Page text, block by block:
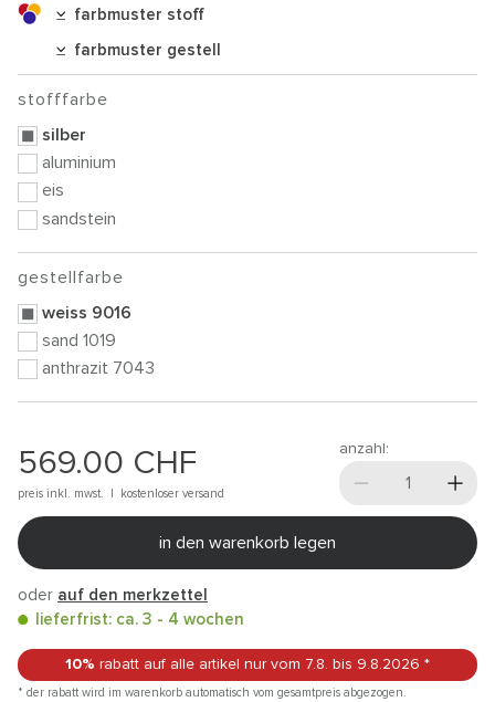
farbmuster stoff
farbmuster gestell
stofffarbe
silber
aluminium
eis
sandstein
gestellfarbe
weiss 9016
sand 1019
anthrazit 7043
569.00 CHF
preis inkl. mwst. | kostenloser versand
anzahl:
in den warenkorb legen
oder auf den merkzettel
lieferfrist: ca. 3 - 4 wochen
10% rabatt auf alle artikel nur vom 7.8. bis 9.8.2026 *
* der rabatt wird im warenkorb automatisch vom gesamtpreis abgezogen.